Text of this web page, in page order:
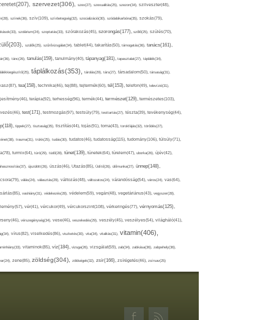
szervezet(306), szex(27), szexualitás(25), szezon(34), szilveszter(48),
színek(36), szív(109), szívbetegség(32), szocializáció(30), szódabikarbóna(35), szokás(79),
szolárium(24), szoptatás(33), szórakozás(45), szorongás(177), szőlő(25), szülés(70),
szülők(25), szűrővizsgálat(34), tablet(44), takarítás(50), támogatás(36), tanács(161),
tánc(26), tanulás(159), tanulmány(40), tápanyag(181), tapasztalat(27), táplálék(34),
táplálkozás(353), tárolás(29), társ(27), társadalom(50), társaság(31),
tea(158), technika(46), tej(88), tejtermék(60), tél(153), telefon(49), televízió(31),
terápia(92), terhesség(96), termék(44), természet(129), természetes(103),
test(171), testmozgás(97), testsúly(79), testtartás(27), tészta(39), tevékenység(44),
tippek(27), tisztaság(35), tisztítás(44), tojás(91), torna(43), torokfájás(32), törődés(27),
trauma(31), trükk(25), tudás(30), tudatos(46), tudatosság(115), tudomány(106), túlsúly(71),
turmix(64), túró(29), tüdő(28), tünet(139), tünetek(64), türelem(47), uborka(26), újév(42),
újszülött(26), úszás(46), Utazás(85), Üdítő(26), ülőmunka(27), ünnep(148),
válás(24), választás(29), változás(48), változatos(24), várandósság(54), város(24), vas(64),
vashiány(31), védekezés(28), védelem(59), vegán(48), vegetáriánus(43), vegyszer(28),
vér(41), vércukor(49), vércukorszint(108), vérkeringés(77), vérnyomás(125),
vérszegénység(34), vese(46), veszekedés(29), veszély(45), veszélyes(54), világháló(41),
vírus(82), viselkedés(86), viszketés(30), vita(34), vitalitás(31), vitamin(406),
vitaminok(85), víz(184), vizsga(26), vizsgálat(59), zab(34), zabkása(36), zabpehely(36),
zene(85), zöldség(304), zöldségek(32), zsír(166), zsírégetés(46), zsírsav(25)